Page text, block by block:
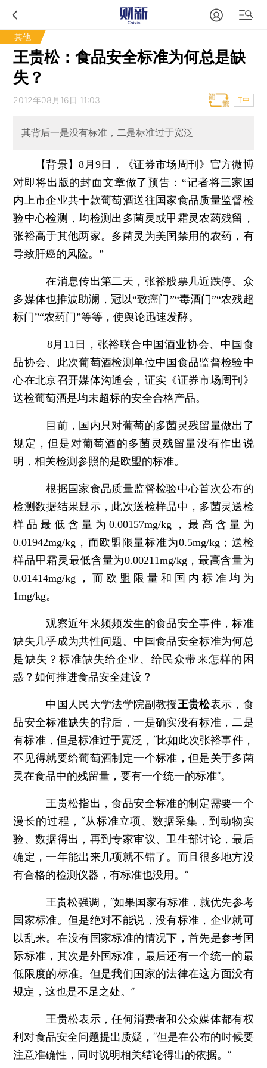
其他
王贵松：食品安全标准为何总是缺
失？
2012年08月16日 11:03 T中
其背后一是没有标准，二是标准过于宽泛
【背景】8月9日，《证券市场周刊》官方微博
对即将出版的封面文章做了预告：“记者将三家国
内上市企业共十款葡萄酒送往国家食品质量监督检
验中心检测，均检测出多菌灵或甲霜灵农药残留，
张裕高于其他两家。多菌灵为美国禁用的农药，有
导致肝癌的风险。”
在消息传出第二天，张裕股票几近跌停。众
多媒体也推波助澜，冠以“致癌门”“毒酒门”“农残超
标门”“农药门”等等，使舆论迅速发酵。
8月11日，张裕联合中国酒业协会、中国食
品协会、此次葡萄酒检测单位中国食品监督检验中
心在北京召开媒体沟通会，证实《证券市场周刊》
送检葡萄酒是均未超标的安全合格产品。
目前，国内只对葡萄的多菌灵残留量做出了
规定，但是对葡萄酒的多菌灵残留量没有作出说
明，相关检测参照的是欧盟的标准。
根据国家食品质量监督检验中心首次公布的
检测数据结果显示，此次送检样品中，多菌灵送检
样品最低含量为0.00157mg/kg，最高含量为
0.01942mg/kg，而欧盟限量标准为0.5mg/kg；送检
样品甲霜灵最低含量为0.00211mg/kg，最高含量为
0.01414mg/kg，而欧盟限量和国内标准均为
1mg/kg。
观察近年来频频发生的食品安全事件，标准
缺失几乎成为共性问题。中国食品安全标准为何总
是缺失？标准缺失给企业、给民众带来怎样的困
惑？如何推进食品安全建设？
中国人民大学法学院副教授王贵松表示，食
品安全标准缺失的背后，一是确实没有标准，二是
有标准，但是标准过于宽泛，“比如此次张裕事件，
不见得就要给葡萄酒制定一个标准，但是关于多菌
灵在食品中的残留量，要有一个统一的标准”。
王贵松指出，食品安全标准的制定需要一个
漫长的过程，“从标准立项、数据采集，到动物实
验、数据得出，再到专家审议、卫生部讨论，最后
确定，一年能出来几项就不错了。而且很多地方没
有合格的检测仪器，有标准也没用。”
王贵松强调，“如果国家有标准，就优先参考
国家标准。但是绝对不能说，没有标准，企业就可
以乱来。在没有国家标准的情况下，首先是参考国
际标准，其次是外国标准，最后还有一个统一的最
低限度的标准。但是我们国家的法律在这方面没有
规定，这也是不足之处。”
王贵松表示，任何消费者和公众媒体都有权
利对食品安全问题提出质疑，“但是在公布的时候要
注意准确性，同时说明相关结论得出的依据。”